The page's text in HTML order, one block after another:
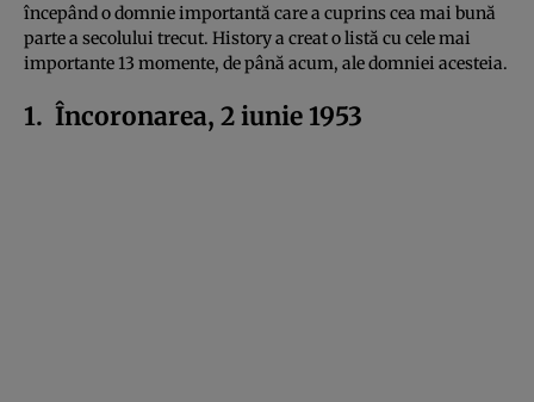
începând o domnie importantă care a cuprins cea mai bună
parte a secolului trecut. History a creat o listă cu cele mai
importante 13 momente, de până acum, ale domniei acesteia.
1. Încoronarea, 2 iunie 1953